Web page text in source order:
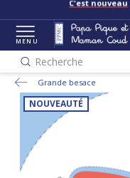
C'est nouveau
MENU
Recherche
Grande besace
NOUVEAUTÉ